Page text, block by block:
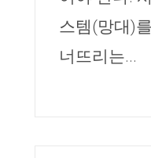
스템(망대)
너뜨리는...